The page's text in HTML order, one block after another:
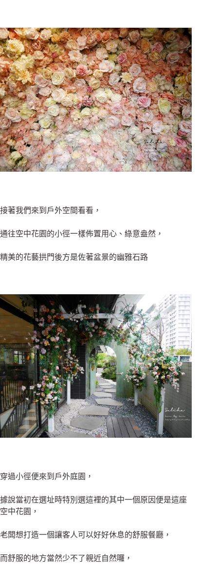
接著我們來到戶外空間看看，
通往空中花園的小徑一樣佈置用心、綠意盎然，
精美的花藝拱門後方是佐著盆景的幽雅石路
穿過小徑便來到戶外庭園，
據說當初在選址時特別選這裡的其中一個原因便是這座
空中花園，
老闆想打造一個讓客人可以好好休息的舒服餐廳，
而舒服的地方當然少不了親近自然囉，